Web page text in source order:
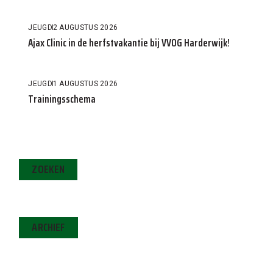
JEUGD2 AUGUSTUS 2026
Ajax Clinic in de herfstvakantie bij VVOG Harderwijk!
JEUGD1 AUGUSTUS 2026
Trainingsschema
ZOEKEN
ARCHIEF